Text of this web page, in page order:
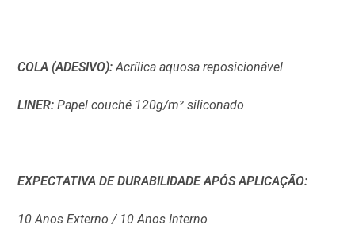
COLA (ADESIVO):Acrílica aquosa reposicionável
LINER:Papel couché 120g/m² siliconado
EXPECTATIVA DE DURABILIDADE APÓS APLICAÇÃO:
10 Anos Externo / 10 Anos Interno